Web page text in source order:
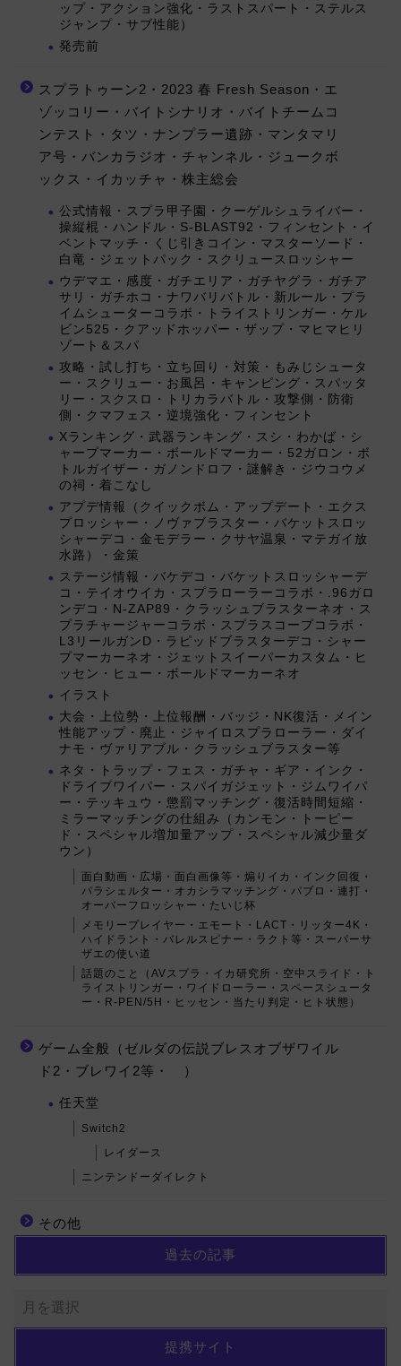
ップ・アクション強化・ラストスパート・ステルス
ジャンプ・サブ性能）
発売前
スプラトゥーン2・2023 春 Fresh Season・エ
ゾッコリー・バイトシナリオ・バイトチームコ
ンテスト・タツ・ナンプラー遺跡・マンタマリ
ア号・バンカラジオ・チャンネル・ジュークボ
ックス・イカッチャ・株主総会
公式情報・スプラ甲子園・クーゲルシュライバー・
操縦棍・ハンドル・S-BLAST92・フィンセント・イ
ベントマッチ・くじ引きコイン・マスターソード・
白竜・ジェットパック・スクリュースロッシャー
ウデマエ・感度・ガチエリア・ガチヤグラ・ガチア
サリ・ガチホコ・ナワバリバトル・新ルール・プラ
イムシューターコラボ・トライストリンガー・ケル
ビン525・クアッドホッパー・ザップ・マヒマヒリ
ゾート＆スパ
攻略・試し打ち・立ち回り・対策・もみじシュータ
ー・スクリュー・お風呂・キャンピング・スパッタ
リー・スクスロ・トリカラバトル・攻撃側・防衛
側・クマフェス・逆境強化・フィンセント
Xランキング・武器ランキング・スシ・わかば・シ
ャープマーカー・ボールドマーカー・52ガロン・ボ
トルガイザー・ガノンドロフ・謎解き・ジウコウメ
の祠・着こなし
アプデ情報（クイックボム・アップデート・エクス
プロッシャー・ノヴァブラスター・バケットスロッ
シャーデコ・金モデラー・クサヤ温泉・マテガイ放
水路）・金策
ステージ情報・バケデコ・バケットスロッシャーデ
コ・テイオウイカ・スプラローラーコラボ・.96ガロ
ンデコ・N-ZAP89・クラッシュブラスターネオ・ス
プラチャージャーコラボ・スプラスコープコラボ・
L3リールガンD・ラピッドブラスターデコ・シャー
プマーカーネオ・ジェットスイーパーカスタム・ヒ
ッセン・ヒュー・ボールドマーカーネオ
イラスト
大会・上位勢・上位報酬・バッジ・NK復活・メイン
性能アップ・廃止・ジャイロスプラローラー・ダイ
ナモ・ヴァリアブル・クラッシュブラスター等
ネタ・トラップ・フェス・ガチャ・ギア・インク・
ドライブワイパー・スパイガジェット・ジムワイパ
ー・テッキュウ・懲罰マッチング・復活時間短縮・
ミラーマッチングの仕組み（カンモン・トーピー
ド・スペシャル増加量アップ・スペシャル減少量ダ
ウン）
面白動画・広場・面白画像等・煽りイカ・インク回復・
パラシェルター・オカシラマッチング・パブロ・連打・
オーバーフロッシャー・たいじ杯
メモリープレイヤー・エモート・LACT・リッター4K・
ハイドラント・バレルスピナー・ラクト等・スーパーサ
ザエの使い道
話題のこと（AVスプラ・イカ研究所・空中スライド・ト
ライストリンガー・ワイドローラー・スペースシュータ
ー・R-PEN/5H・ヒッセン・当たり判定・ヒト状態）
ゲーム全般（ゼルダの伝説ブレスオブザワイル
ド2・ブレワイ2等・ ）
任天堂
Switch2
レイダース
ニンテンドーダイレクト
その他
過去の記事
提携サイト